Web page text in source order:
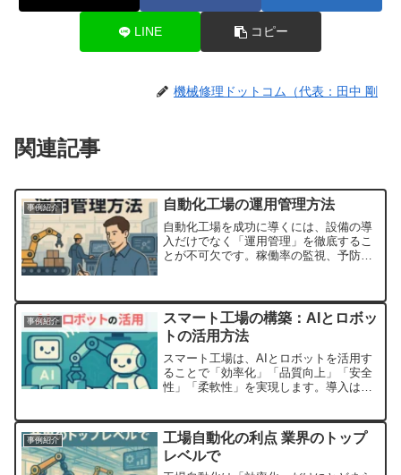
LINE コピー
機械修理ドットコム（代表：田中 剛
関連記事
事例紹介 自動化工場の運用管理方法
自動化工場を成功に導くには、設備の導
入だけでなく「運用管理」を徹底するこ
とが不可欠です。稼働率の監視、予防保
ることで、自動化の効果を最大化できま
す。運用の工夫こそが、自動化投資の価
値を引き出す最大のポイントです。
事例紹介
スマート工場の構築：AIとロボッ
トの活用方法
スマート工場は、AIとロボットを活用す
ることで「効率化」「品質向上」「安全
性」「柔軟性」を実現します。導入は段
す。今後、競争力を維持・強化するため
に、スマート工場はあらゆる製造業にと
って欠かせない選択肢となるでしょう。
事例紹介
工場自動化の利点 業界のトップ
レベルで